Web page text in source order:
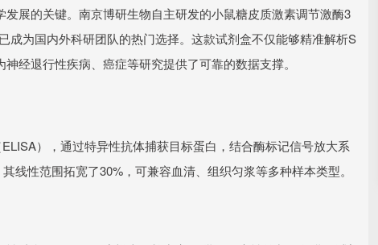
展的关键。南京博研生物自主研发的小鼠糖皮质激素调节激酶3
成为国内外科研团队的热门选择。这款试剂盒不仅能够精准解析S
经退行性疾病、癌症等研究提供了可靠的数据支撑。
），通过特异性抗体捕获目标蛋白，结合酶标记信号放大系
线性范围拓宽了30%，可兼容血清、组织匀浆等多种样本类型。